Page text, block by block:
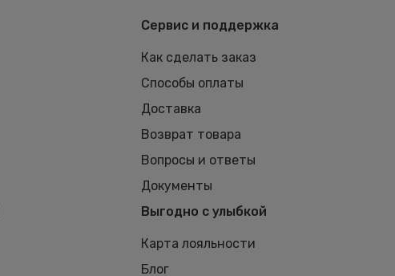
Сервис и поддержка
Как сделать заказ
Способы оплаты
Доставка
Возврат товара
Вопросы и ответы
Документы
Выгодно с улыбкой
Карта лояльности
Блог